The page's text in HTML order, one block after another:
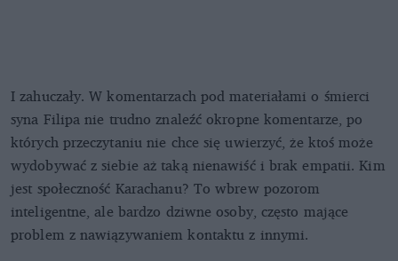
I zahuczały. W komentarzach pod materiałami o śmierci
syna Filipa nie trudno znaleźć okropne komentarze, po
których przeczytaniu nie chce się uwierzyć, że ktoś może
wydobywać z siebie aż taką nienawiść i brak empatii. Kim
jest społeczność Karachanu? To wbrew pozorom
inteligentne, ale bardzo dziwne osoby, często mające
problem z nawiązywaniem kontaktu z innymi.